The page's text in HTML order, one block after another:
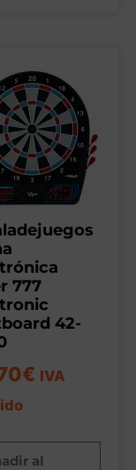
777
42-
€ IVA
al